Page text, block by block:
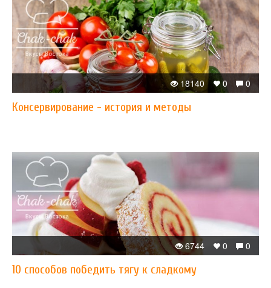
0
0
18140
Консервирование - история и методы
0
0
6744
10 способов победить тягу к сладкому